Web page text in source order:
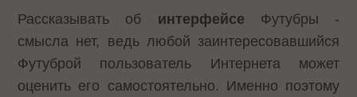
Рассказывать об интерфейсе Футубры -
смысла нет, ведь любой заинтересовавшийся
Футуброй пользователь Интернета может
оценить его самостоятельно. Именно поэтому